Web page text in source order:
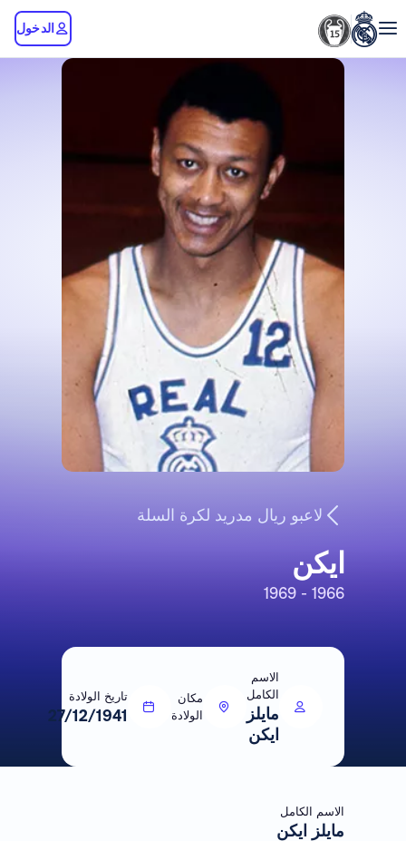
الدخول
لاعبو ريال مدريد لكرة السلة
ايكن
1966 - 1969
الاسم
الكامل
مايلز
ايكن
مكان
الولادة
تاريخ الولادة
27/12/1941
الاسم الكامل
مايلز ايكن